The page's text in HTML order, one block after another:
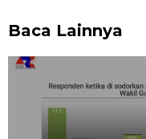
Baca Lainnya